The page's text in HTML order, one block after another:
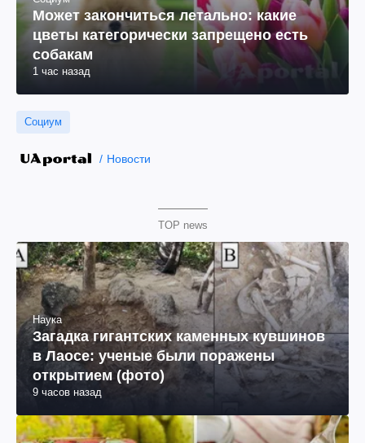
Может закончиться летально: какие
цветы категорически запрещено есть
собакам
1 час назад
Социум
Новости
TOP news
Наука
Загадка гигантских каменных кувшинов
в Лаосе: ученые были поражены
открытием (фото)
9 часов назад